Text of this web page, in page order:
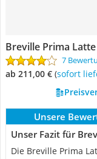
Breville Prima
7
ab 211,00 € ( Sofort
Unsere
Unser Fazit für
Die Breville Prima